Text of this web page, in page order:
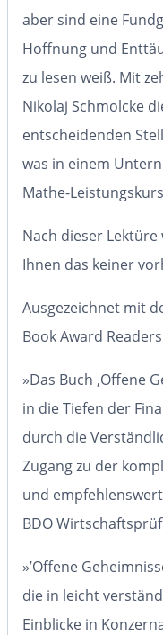
aber sind eine
Hoffnung und
zu lesen weiß. Mit
Nikolaj Schmolcke
entscheidenden
was in einem
Mathe-
Nach dieser
Ihnen das keiner
Ausgezeichnet mit
Book Award
»Das Buch ‚Offene
in die Tiefen der
durch die
Zugang zu der
und
BDO
»’Offene
die in leicht
Einblicke in